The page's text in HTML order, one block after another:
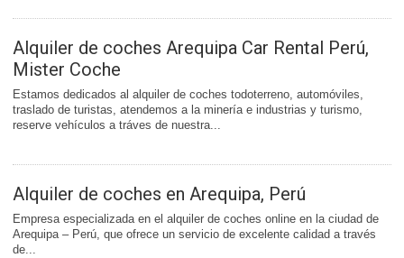
Alquiler de coches Arequipa Car Rental Perú,
Mister Coche
Estamos dedicados al alquiler de coches todoterreno, automóviles,
traslado de turistas, atendemos a la minería e industrias y turismo,
reserve vehículos a tráves de nuestra...
Alquiler de coches en Arequipa, Perú
Empresa especializada en el alquiler de coches online en la ciudad de
Arequipa – Perú, que ofrece un servicio de excelente calidad a través
de...